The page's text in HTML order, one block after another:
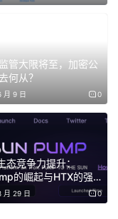
管大限将至，加密公
何从？
月 9 日 0
态竞争力提升：
的崛起与HTX的强
月 29 日 0